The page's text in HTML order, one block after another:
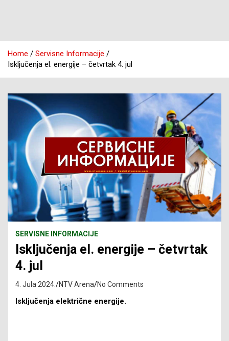
Home
Servisne Informacije
Isključenja el. energije – četvrtak 4. jul
SERVISNE INFORMACIJE
Isključenja el. energije – četvrtak
4. jul
4. Jula 2024. NTV Arena No Comments
Isključenja električne energije.